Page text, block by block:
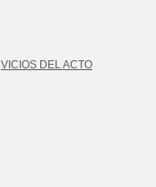
VICIOS DEL ACTO